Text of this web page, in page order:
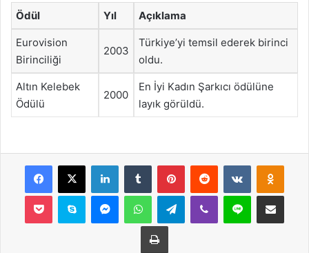
Ödül Yıl Açıklama
Eurovision
Birinciliği
2003
Türkiye’yi temsil ederek birinci
oldu.
Altın Kelebek
Ödülü
2000
En İyi Kadın Şarkıcı ödülüne
layık görüldü.
Facebook
X LinkedInTumblr PinterestReddit VKontakte
Pocket Skype MessengerWhatsAppTelegramViber Line E-Posta ile
Yazdır